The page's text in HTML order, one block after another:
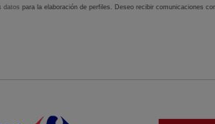
datos para la elaboración de perfiles. Deseo recibir comunicaciones